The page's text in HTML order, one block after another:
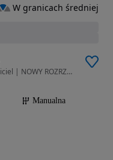
1199 cm3 • 83 KM • Salon Polska | 1 właściciel | NOWY ROZRZĄD | FV 23% | CERAMIKA
Manualna
W granicach średniej